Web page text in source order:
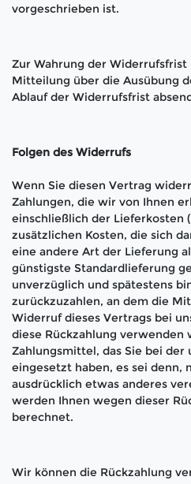
vorgeschrieben ist.
Zur Wahrung der Widerrufsfrist
Mitteilung über die Ausübung
Ablauf der Widerrufsfrist
Folgen des Widerrufs
Wenn Sie diesen Vertrag
Zahlungen, die wir von Ihnen
einschließlich der Lieferkosten
zusätzlichen Kosten, die sich
eine andere Art der Lieferung
günstigste Standardlieferung
unverzüglich und spätestens
zurückzuzahlen, an dem die
Widerruf dieses Vertrags bei
diese Rückzahlung verwenden
Zahlungsmittel, das Sie bei der
eingesetzt haben, es sei denn,
ausdrücklich etwas anderes
werden Ihnen wegen dieser
berechnet.
Wir können die Rückzahlung